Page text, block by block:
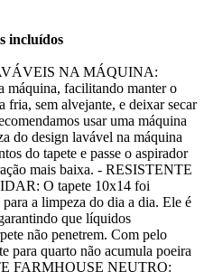
incluídos
NA MÁQUINA:
máquina, facilitando manter o
fria, sem alvejante, e deixar secar
usar uma máquina
do design lavável na máquina
do tapete e passe o aspirador
mais baixa. - RESISTENTE
O tapete 10x14 foi
a limpeza do dia a dia. Ele é
que líquidos
não penetrem. Com pelo
para quarto não acumula poeira
FARMHOUSE NEUTRO: